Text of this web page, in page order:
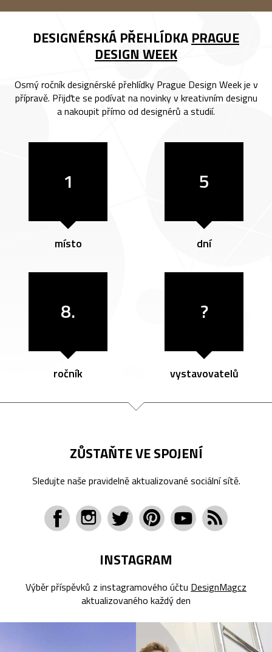
DESIGNÉRSKÁ PŘEHLÍDKA PRAGUE
DESIGN WEEK
Osmý ročník designérské přehlídky Prague Design Week je v
přípravě. Přijďte se podívat na novinky v kreativním designu
a nakoupit přímo od designérů a studií.
1
místo
5
dní
8.
ročník
?
vystavovatelů
ZŮSTAŇTE VE SPOJENÍ
Sledujte naše pravidelně aktualizované sociální sítě.
INSTAGRAM
Výběr příspěvků z instagramového účtu DesignMagcz
aktualizovaného každý den